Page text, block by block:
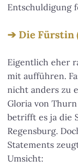
Entschuldigung
Die Fürstin
Eigentlich eher
mit aufführen.
nicht anders zu
Gloria von
betrifft es ja die
Regensburg.
Statements
Umsicht: